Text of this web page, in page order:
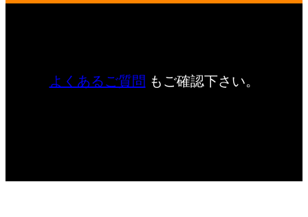
よくあるご質問 もご確認下さい。